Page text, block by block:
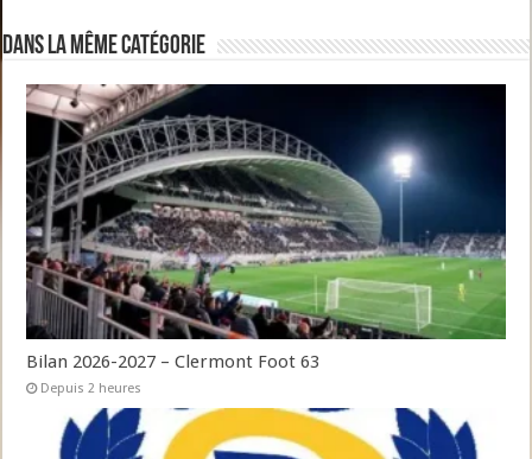
Dans la même catégorie
Bilan 2026-2027 – Clermont Foot 63
Depuis 2 heures